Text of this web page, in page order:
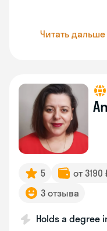
Читать дальше
5 от
3 отзыва
Holds a degree